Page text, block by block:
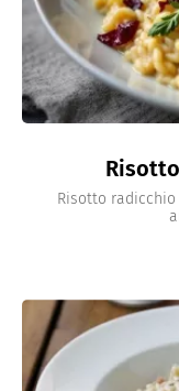
Risotto